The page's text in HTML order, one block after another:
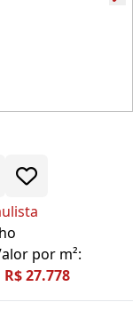
por m²:
R$ 27.778